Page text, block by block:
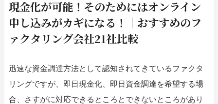
名古屋支店HP 福岡支店HP
お電話で
052-414-4107
現金化が可能！そのためにはオンライン
申し込みがカギになる！｜おすすめのフ
ァクタリング会社21社比較
迅速な資金調達方法として認知されてきているファクタ
リングですが、即日現金化、即日資金調達を希望する場
合、さすがに対応できるところとできないところがあり